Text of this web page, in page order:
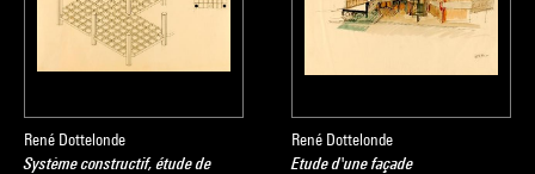
René Dottelonde
Système constructif, étude de
René Dottelonde
Etude d'une façade